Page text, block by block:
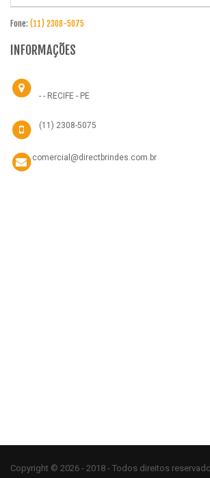
Fone: (11) 2308-5075
INFORMAÇÕES
- - RECIFE - PE
(11) 2308-5075
comercial@directbrindes.com.br
Copyright © 2026 - 2018 - Todos direitos